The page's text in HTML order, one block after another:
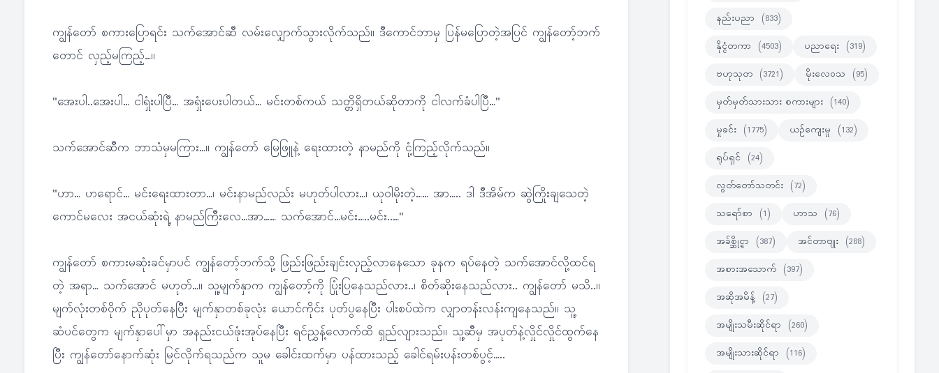
ကျွန်တော် စကားပြောရင်း သက်အောင်ဆီ လမ်းလျှောက်သွားလိုက်သည်။ ဒီကောင်ဘာမှ ပြန်မပြောတဲ့အပြင် ကျွန်တော့်ဘက်
တောင် လှည့်မကြည့်…။
"အေးပါ..အေးပါ… ငါရှုံးပါပြီ… အရှုံးပေးပါတယ်… မင်းတစ်ကယ် သတ္တိရှိတယ်ဆိုတာကို ငါလက်ခံပါပြီ…"
သက်အောင်ဆီက ဘာသံမှမကြား…။ ကျွန်တော် မြေဖြူနဲ့ ရေးထားတဲ့ နာမည်ကို ငုံ့ကြည့်လိုက်သည်။
"ဟာ… ဟရောင်… မင်းရေးထားတာ…၊ မင်းနာမည်လည်း မဟုတ်ပါလား…၊ ယုဝါမိုးတဲ့…… အာ….. ဒါ ဒီအိမ်က ဆွဲကြိုးချသေတဲ့
ကောင်မလေး အငယ်ဆုံးရဲ့ နာမည်ကြီးလေ…အာ…… သက်အောင်…မင်း…..မင်း..…"
ကျွန်တော် စကားမဆုံးခင်မှာပင် ကျွန်တော့်ဘက်သို့ ဖြည်းဖြည်းချင်းလှည့်လာနေသော ခုနက ရပ်နေတဲ့ သက်အောင်လို့ထင်ရ
တဲ့ အရာ… သက်အောင် မဟုတ်…။ သူ့မျက်နှာက ကျွန်တော့်ကို ပြုံးပြနေသည်လား..၊ စိတ်ဆိုးနေသည်လား.. ကျွန်တော် မသိ..။
မျက်လုံးတစ်ဝိုက် ညိုပုတ်နေပြီး မျက်နှာတစ်ခုလုံး ယောင်ကိုင်း ပုတ်ပွနေပြီး ပါးစပ်ထဲက လျှာတန်းလန်းကျနေသည်။ သူ့
ဆံပင်တွေက မျက်နှာပေါ်မှာ အနည်းငယ်ဖုံးအုပ်နေပြီး ရင်ညွှန့်လောက်ထိ ရှည်လျားသည်။ သူ့ဆီမှ အပုတ်နဲ့လှိုင်လှိုင်ထွက်နေ
ပြီး ကျွန်တော်နောက်ဆုံး မြင်လိုက်ရသည်က သူမ ခေါင်းထက်မှာ ပန်ထားသည့် ခေါင်ရမ်းပန်းတစ်ပွင့်…..
နည်းပညာ (833)
နိုင္ငံတကာ (4503) ပညာရေး (319)
ဗဟုသုတ (3721) မိုးလေဝသ (95)
မှတ်မှတ်သားသား စကားများ (140)
မှုခင်း (1775) ယဉ်ကျေးမှု (132)
ရုပ်ရှင် (24)
လွတ်တော်သတင်း (72)
သရော်စာ (1) ဟာသ (76)
အခ်စ္ဆိုင္ရာ (387) အင်တာဗျုး (288)
အစားအသောက် (397)
အဆိုအမိန့် (27)
အမျိုးသမီးဆိုင်ရာ (260)
အမျိုးသားဆိုင်ရာ (116)